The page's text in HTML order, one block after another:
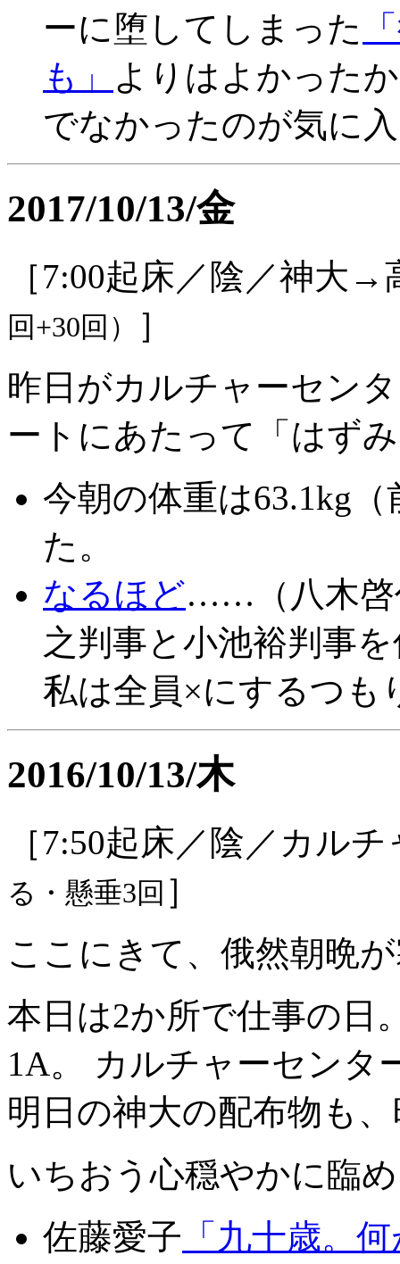
ーに堕してしまった
も」
よりはよかった
でなかったのが気に
2017/10/13/金
［7:00起床／陰／神大→
回+30回）
］
昨日がカルチャーセン
ートにあたって「はず
今朝の体重は63.1kg
た。
なるほど……（八木啓
之判事と小池裕判事
私は全員×にするつも
2016/10/13/木
［7:50起床／陰／カル
る・懸垂3回 ］
ここにきて、俄然朝晩
本日は2か所で仕事の日
1A。 カルチャーセンタ
明日の神大の配布物も
いちおう心穏やかに臨
佐藤愛子 「九十歳。